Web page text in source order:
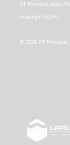
PT Principal Asset
Keuangan (OJK)
© 2026 PT Principal